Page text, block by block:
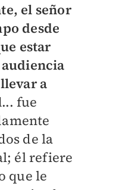
el señor
desde
estar
a
... fue
de la
él refiere
que le